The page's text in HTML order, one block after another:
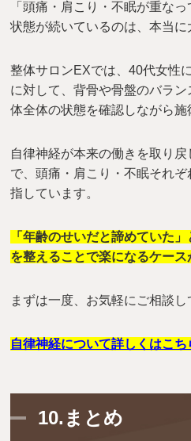
「頭痛・肩こり・不眠が重な
状態が続いているのは、本当に
整体サロンEXでは、40代女性
に対して、背骨や骨盤のバラン
体全体の状態を確認しながら施
自律神経が本来の働きを取り
で、頭痛・肩こり・不眠それ
指しています。
「年齢のせいだと諦めていた
を整えることで楽になるケース
まずは一度、お気軽にご相談し
自律神経について詳しくはこち
10.まとめ